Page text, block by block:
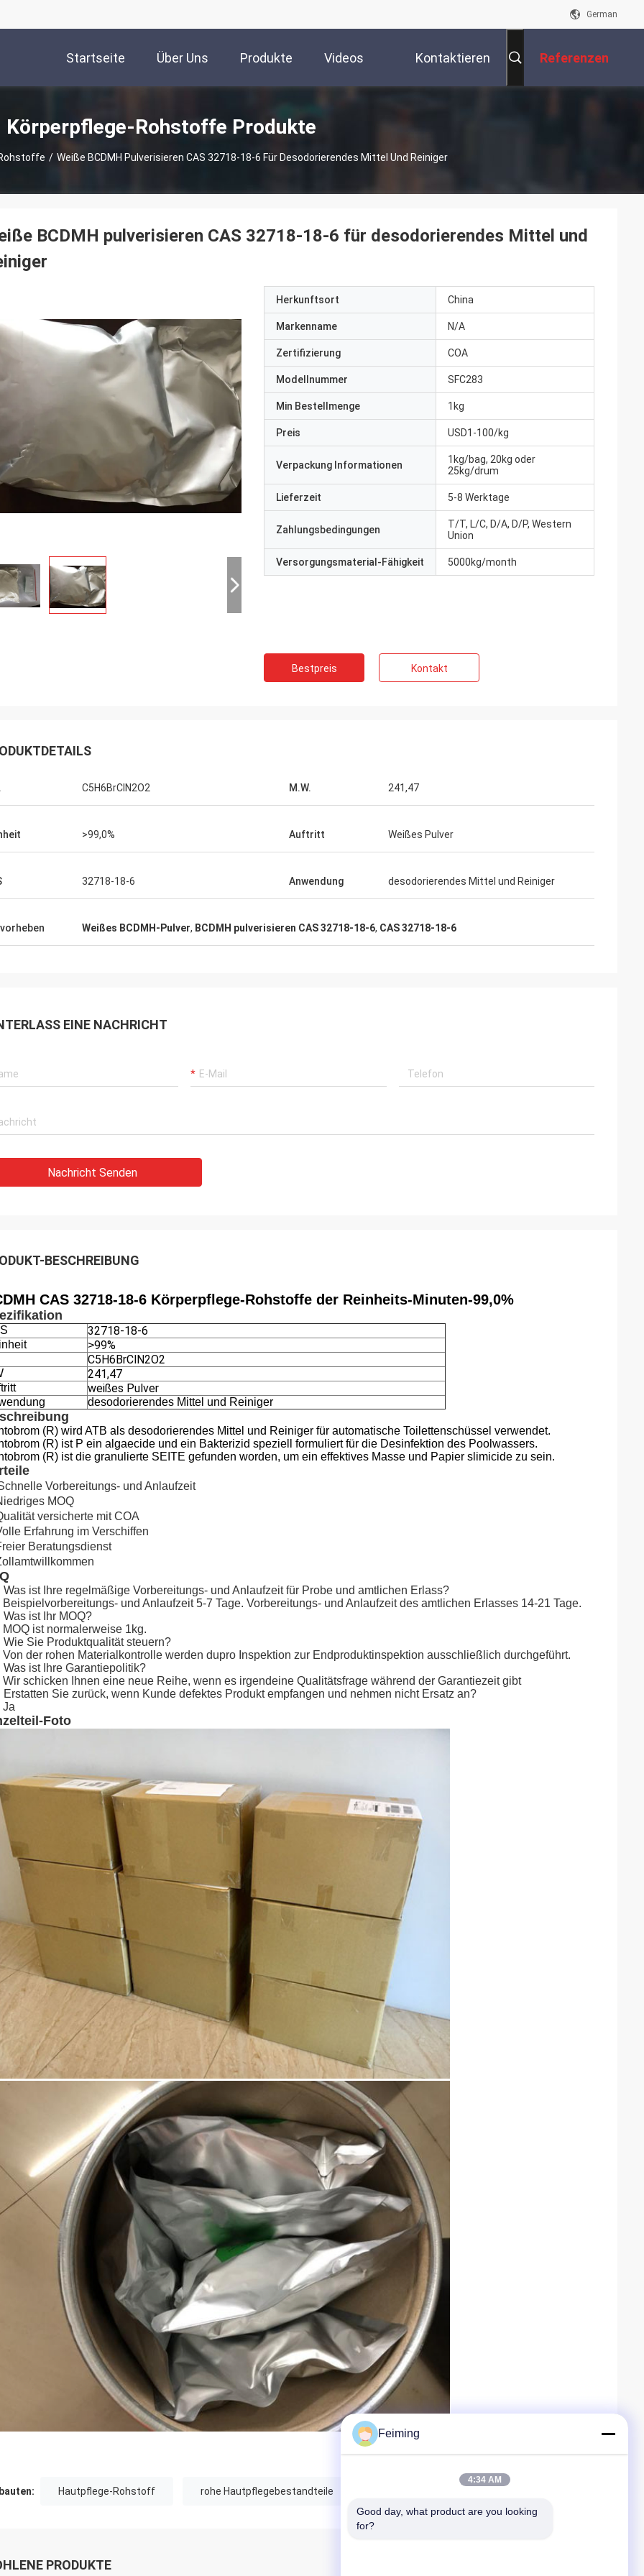
German
Startseite Über Uns Produkte Videos Kontaktieren Referenzen
Körperpflege-Rohstoffe Produkte
/ Weiße BCDMH Pulverisieren CAS 32718-18-6 Für Desodorierendes Mittel Und Reiniger
direkt mit Ihnen teilen.
Lara Schenk aus Belgien
BCDMH pulverisieren CAS 32718-18-6 für desodorierendes Mittel und
Herkunftsort China
Markenname N/A
Zertifizierung COA
Modellnummer SFC283
Min Bestellmenge 1kg
Preis USD1-100/kg
Verpackung Informationen
1kg/bag, 20kg oder
25kg/drum
Lieferzeit 5-8 Werktage
Zahlungsbedingungen
T/T, L/C, D/A, D/P, Western
Union
Versorgungsmaterial-Fähigkeit 5000kg/month
Bestpreis Kontakt
C5H6BrClN2O2 M.W. 241,47
>99,0% Auftritt Weißes Pulver
32718-18-6 Anwendung desodorierendes Mittel und Reiniger
Weißes BCDMH-Pulver, BCDMH pulverisieren CAS 32718-18-6, CAS 32718-18-6
EINE NACHRICHT
Nachricht Senden
BESCHREIBUNG
CAS 32718-18-6 Körperpflege-Rohstoffe der Reinheits-Minuten-99,0%
32718-18-6
>99%
C5H6BrClN2O2
241,47
weißes Pulver
desodorierendes Mittel und Reiniger
(R) wird ATB als desodorierendes Mittel und Reiniger für automatische Toilettenschüssel verwendet.
(R) ist P ein algaecide und ein Bakterizid speziell formuliert für die Desinfektion des Poolwassers.
(R) ist die granulierte SEITE gefunden worden, um ein effektives Masse und Papier slimicide zu sein.
Vorbereitungs- und Anlaufzeit
MOQ
versicherte mit COA
Erfahrung im Verschiffen
Beratungsdienst
Was ist Ihre regelmäßige Vorbereitungs- und Anlaufzeit für Probe und amtlichen Erlass?
Beispielvorbereitungs- und Anlaufzeit 5-7 Tage. Vorbereitungs- und Anlaufzeit des amtlichen Erlasses 14-21 Tage.
Was ist Ihr MOQ?
MOQ ist normalerweise 1kg.
Wie Sie Produktqualität steuern?
Von der rohen Materialkontrolle werden dupro Inspektion zur Endproduktinspektion ausschließlich durchgeführt.
Was ist Ihre Garantiepolitik?
Wir schicken Ihnen eine neue Reihe, wenn es irgendeine Qualitätsfrage während der Garantiezeit gibt
Erstatten Sie zurück, wenn Kunde defektes Produkt empfangen und nehmen nicht Ersatz an?
Ja
Foto
Hautpflege-Rohstoff rohe Hautpflegebestandteile
PRODUKTE
Feiming
4:34 AM
Good day, what product are you looking
for?